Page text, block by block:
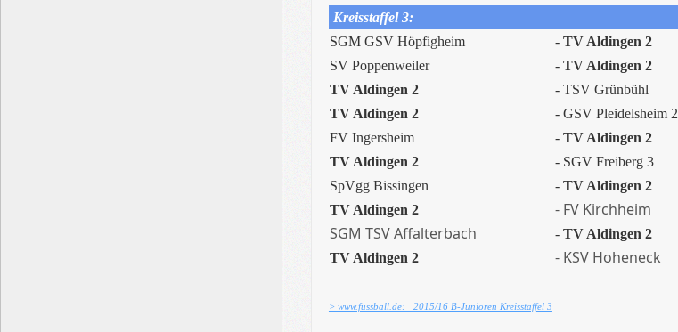
Kreisstaffel 3:
SGM GSV Höpfigheim
- TV Aldingen 2
SV Poppenweiler
- TV Aldingen 2
TV Aldingen 2
- TSV Grünbühl
TV Aldingen 2
- GSV Pleidelsheim 2
FV Ingersheim
- TV Aldingen 2
TV Aldingen 2
- SGV Freiberg 3
SpVgg Bissingen
- TV Aldingen 2
TV Aldingen 2
- FV Kirchheim
SGM TSV Affalterbach - TV Aldingen 2
TV Aldingen 2
- KSV Hoheneck
> www.fussball.de: 2015/16 B-Junioren Kreisstaffel 3